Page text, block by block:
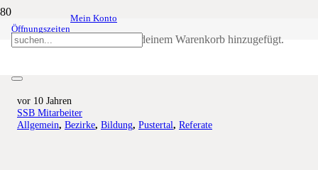
Öffnungszeiten
Mein Konto
wurde deinem Warenkorb hinzugefügt.
Krimi Porzescharte: Spannung und
vor 10 Jahren
SSB Mitarbeiter
Allgemein, Bezirke, Bildung, Pustertal, Referate